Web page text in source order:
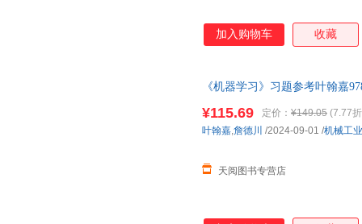
加入购物车 收藏
《机器学习》习题参考叶翰嘉
¥115.69 定价： ¥149.05 (7.77
天阅图书专营店
叶翰嘉,詹德川 /2024-09-01 /机械工